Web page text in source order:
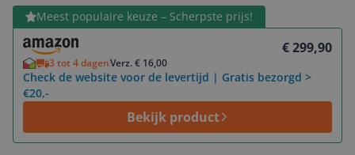
Meest populaire keuze – Scherpste prijs!
€ 299,90
3 tot 4 dagenVerz. € 16,00
Check de website voor de levertijd | Gratis bezorgd >
€20,-
Bekijk product
Bekijk product